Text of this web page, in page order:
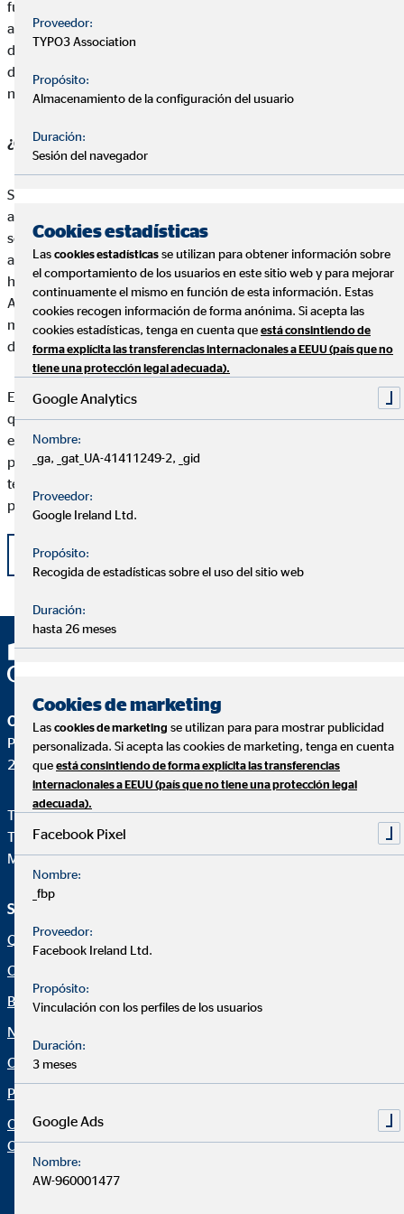
función de la tasación tendremos la base imponible para
aplicar el impuesto. Pero en ocasiones los herederos han
denunciado que la tasación ha sido muy superior al precio real
del bien, generando una cuantía que quien recibe la herencia
no puede pagar.
¿Qué pasa con quienes no tienen herederos?
Si se da la situación en la que no haya un testamento legalizado
ante notario, la ley dictamina que la línea de sucesión directa
son los hijos y descendientes, siguiendo con los padres y
ascendientes, y por último, el Estado. En este último caso, la
herencia se divide en tres tercios: uno va a parar a la Caja de
Amortización de la Deuda Pública, otro a las instituciones
municipales del domicilio del difunto, y la última a organismos
de la provincia.
En cualquier caso, tanto si vas a recibir una herencia como si
quieres hacer una donación, te recomendamos que te pongas
en las manos de un experto para que te informes previamente y
puedas estudiar qué opción es más conveniente, y que también
te asesoren sobre cómo gestionar el nuevo patrimonio recibido
para sacarle la máxima rentabilidad.
OVB Allfinanz España S.A.
Pza. Manuel Gómez Moreno, 2 8ªA
28020 Madrid
Teléfono:+34914471028
Telefax: +34 91 44710-29
Mail:ovb@central.ovb.es
Servicio e información
Quiénes Somos
Consultoría financiera
Blog
Noticias
Calculadora financiera
Protección de datos
Organization: "Datos sobre
OVB"
Canal ético
Proveedor:
TYPO3 Association
Propósito:
Almacenamiento de la configuración del usuario
Duración:
Sesión del navegador
Cookies estadísticas
Las cookies estadísticas se utilizan para obtener información sobre
el comportamiento de los usuarios en este sitio web y para mejorar
continuamente el mismo en función de esta información. Estas
cookies recogen información de forma anónima. Si acepta las
cookies estadísticas, tenga en cuenta que está consintiendo de
forma explícita las transferencias internacionales a EEUU (país que no
tiene una protección legal adecuada).
Google Analytics
Nombre:
_ga, _gat_UA-41411249-2, _gid
Proveedor:
Google Ireland Ltd.
Propósito:
Recogida de estadísticas sobre el uso del sitio web
Duración:
hasta 26 meses
Cookies de marketing
Las cookies de marketing se utilizan para para mostrar publicidad
personalizada. Si acepta las cookies de marketing, tenga en cuenta
que está consintiendo de forma explícita las transferencias
internacionales a EEUU (país que no tiene una protección legal
adecuada).
Facebook Pixel
Nombre:
_fbp
Proveedor:
Facebook Ireland Ltd.
Propósito:
Vinculación con los perfiles de los usuarios
Duración:
3 meses
Google Ads
Nombre:
AW-960001477